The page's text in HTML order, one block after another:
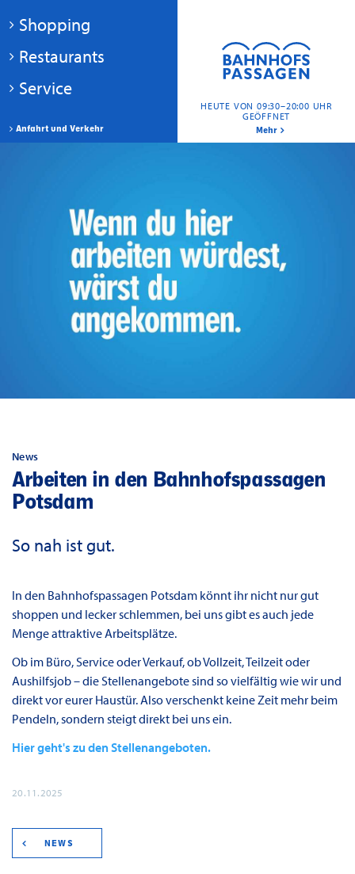
HEUTE VON 09:30–20:00 UHR
GEÖFFNET
Mehr
Anfahrt und Verkehr
Shopping
Restaurants
Service
News
Arbeiten in den Bahnhofspassagen
Potsdam
So nah ist gut.
In den Bahnhofspassagen Potsdam könnt ihr nicht nur gut
shoppen und lecker schlemmen, bei uns gibt es auch jede
Menge attraktive Arbeitsplätze.
Ob im Büro, Service oder Verkauf, ob Vollzeit, Teilzeit oder
Aushilfsjob – die Stellenangebote sind so vielfältig wie wir und
direkt vor eurer Haustür. Also verschenkt keine Zeit mehr beim
Pendeln, sondern steigt direkt bei uns ein.
Hier geht's zu den Stellenangeboten.
20.11.2025
NEWS